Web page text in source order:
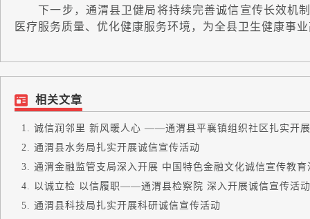
下一步，通渭县卫健局将持续完善诚信宣传长效机
医疗服务质量、优化健康服务环境，为全县卫生健康事
相关文章
诚信润邻里 新风暖人心 ——通渭县平襄镇组织社区扎实开
通渭县水务局扎实开展诚信宣传活动
通渭金融监管支局深入开展 中国特色金融文化诚信宣传教育
以诚立检 以信履职——通渭县检察院 深入开展诚信宣传活动
通渭县科技局扎实开展科研诚信宣传活动